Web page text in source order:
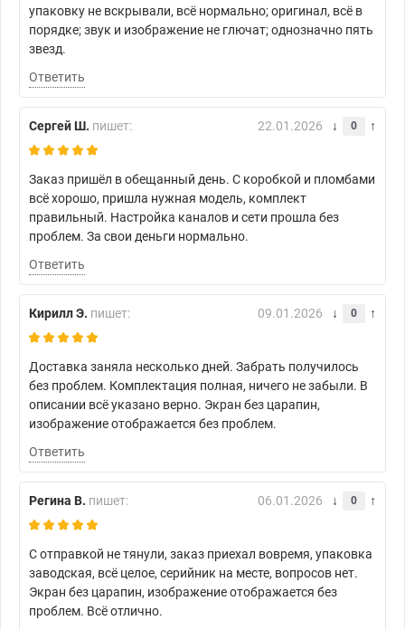
упаковку не вскрывали, всё нормально; оригинал, всё в
порядке; звук и изображение не глючат; однозначно пять
звезд.
Ответить
Сергей Ш. пишет: 22.01.2026 0
Заказ пришёл в обещанный день. С коробкой и пломбами
всё хорошо, пришла нужная модель, комплект
правильный. Настройка каналов и сети прошла без
проблем. За свои деньги нормально.
Ответить
Кирилл Э. пишет: 09.01.2026 0
Доставка заняла несколько дней. Забрать получилось
без проблем. Комплектация полная, ничего не забыли. В
описании всё указано верно. Экран без царапин,
изображение отображается без проблем.
Ответить
Регина В. пишет: 06.01.2026 0
С отправкой не тянули, заказ приехал вовремя, упаковка
заводская, всё целое, серийник на месте, вопросов нет.
Экран без царапин, изображение отображается без
проблем. Всё отлично.